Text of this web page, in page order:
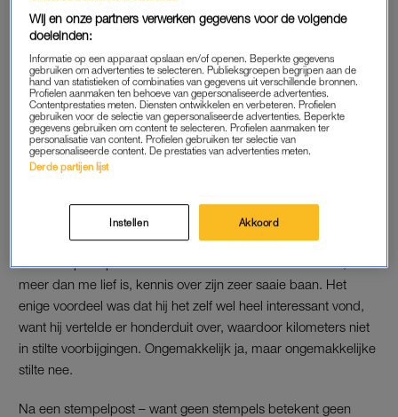
compleet was. Dus ik ging mee, terwijl vrouwlief achterbleef.
Dan kom je dus niet bij de mensen terecht met wie je normaal
wat te bomen hebt op het schoolplein. Waar mijn dochter
alleen maar oog had voor haar vriendinnen en de hele tijd óf
ver voor dan wel ver achter me liep, liep ik een beetje met mijn
ziel onder mijn arm.
Gelukkig waren daar al snel obligate gesprekjes met andere
verloren zielen. Er werd door iemand gevraagd hoe het met
ten overstaan van het hele schoolplein. Dit alles was al
vijf maanden geleden, dus het duurde even voor ik het
onderwerp snapte. Ook heb ik van een andere ouder nu,
meer dan me lief is, kennis over zijn zeer saaie baan. Het
enige voordeel was dat hij het zelf wel heel interessant vond,
want hij vertelde er honderduit over, waardoor kilometers niet
in stilte voorbijgingen. Ongemakkelijk ja, maar ongemakkelijke
stilte nee.
Na een stempelpost – want geen stempels betekent geen
Wij en onze partners verwerken gegevens voor de volgende
doeleinden:
Informatie op een apparaat opslaan en/of openen. Beperkte gegevens
gebruiken om advertenties te selecteren. Publieksgroepen begrijpen aan de
hand van statistieken of combinaties van gegevens uit verschillende bronnen.
Profielen aanmaken ten behoeve van gepersonaliseerde advertenties.
Contentprestaties meten. Diensten ontwikkelen en verbeteren. Profielen
gebruiken voor de selectie van gepersonaliseerde advertenties. Beperkte
gegevens gebruiken om content te selecteren. Profielen aanmaken ter
personalisatie van content. Profielen gebruiken ter selectie van
gepersonaliseerde content. De prestaties van advertenties meten.
Derde partijen lijst
Instellen Akkoord